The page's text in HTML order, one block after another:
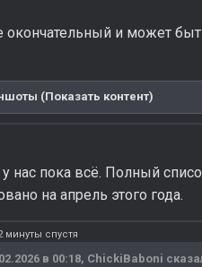
окончательный и может
(Показать контент)
нас пока всё. Полный
на апрель этого года.
спустя
в 00:18, ChickiBaboni